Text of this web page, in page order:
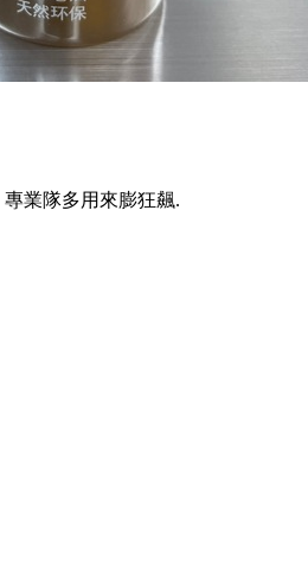
業隊多用來膨狂飆.